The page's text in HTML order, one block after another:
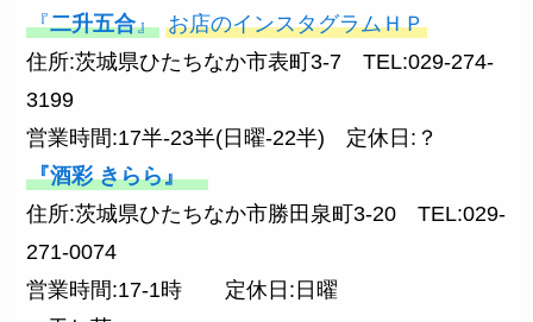
『二升五合』 お店のインスタグラムＨＰ
住所:茨城県ひたちなか市表町3-7 TEL:029-274-
3199
営業時間:17半-23半(日曜-22半) 定休日:？
『酒彩 きらら』
住所:茨城県ひたちなか市勝田泉町3-20 TEL:029-
271-0074
営業時間:17-1時 定休日:日曜